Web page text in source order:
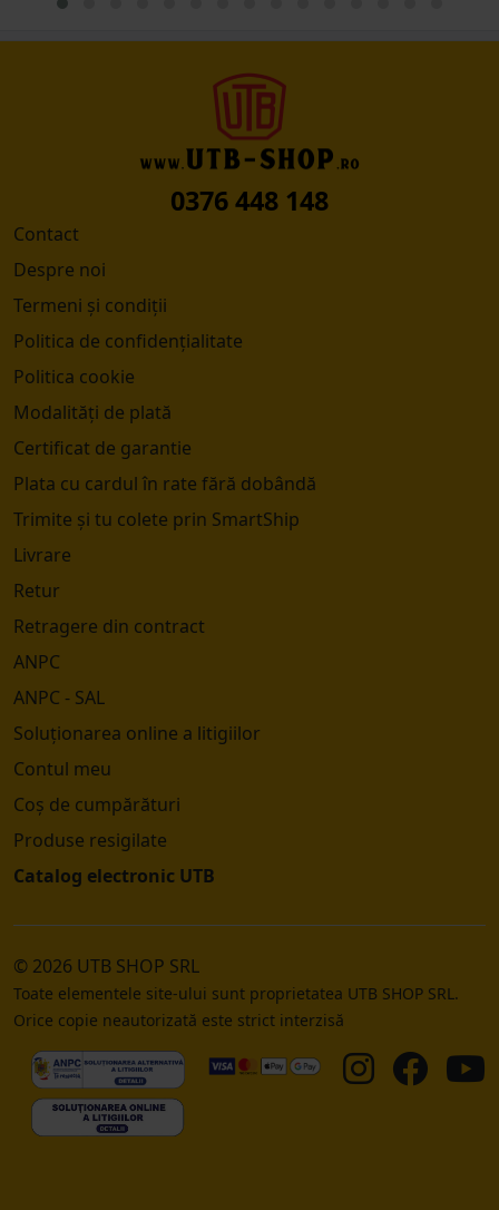
0376 448 148
Contact
Despre noi
Termeni și condiții
Politica de confidențialitate
Politica cookie
Modalități de plată
Certificat de garantie
Plata cu cardul în rate fără dobândă
Trimite și tu colete prin SmartShip
Livrare
Retur
Retragere din contract
ANPC
ANPC - SAL
Soluționarea online a litigiilor
Contul meu
Coș de cumpărături
Produse resigilate
Catalog electronic UTB
© 2026 UTB SHOP SRL
Toate elementele site-ului sunt proprietatea UTB SHOP SRL.
Orice copie neautorizată este strict interzisă